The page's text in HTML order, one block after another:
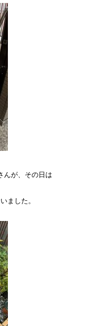
んが、その日は
ました。